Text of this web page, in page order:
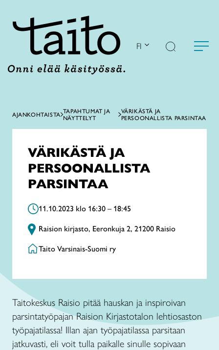
FI
AJANKOHTAISTA TAPAHTUMAT JA
NÄYTTELYT
VÄRIKÄSTÄ JA
PERSOONALLISTA PARSINTAA
VÄRIKÄSTÄ JA
PERSOONALLISTA
PARSINTAA
11.10.2023 klo 16:30 – 18:45
Raision kirjasto, Eeronkuja 2, 21200 Raisio
Taito Varsinais-Suomi ry
Taitokeskus Raisio pitää hauskan ja inspiroivan
parsintatyöpajan Raision Kirjastotalon lehtiosaston
työpajatilassa! Illan ajan työpajatilassa parsitaan
jatkuvasti, eli voit tulla paikalle sinulle sopivaan